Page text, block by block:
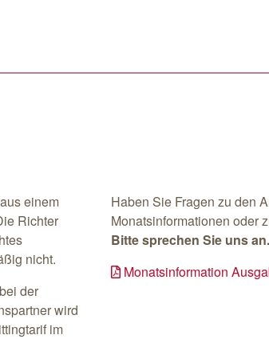
einem
Richter
nicht.
der
wird
im
Haben Sie Fragen zu den
Monatsinformationen oder
Bitte sprechen Sie uns
Monatsinformation